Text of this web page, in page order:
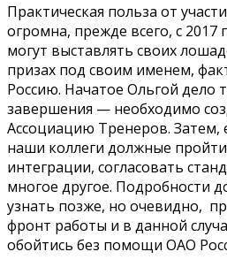
Практическая польза от
огромна, прежде всего, с
могут выставлять своих
призах под своим именем,
Россию. Начатое Ольгой дело
завершения — необходимо
Ассоциацию Тренеров. Затем,
наши коллеги должные
интеграции, согласовать
многое другое. Подробности
узнать позже, но очевидно,
фронт работы и в данной
обойтись без помощи ОАО